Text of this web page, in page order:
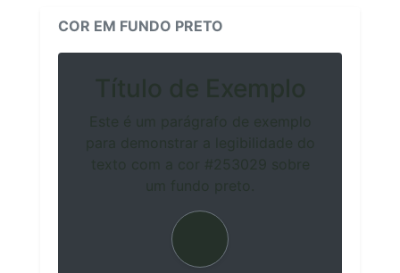
COR EM FUNDO PRETO
Título de Exemplo
Este é um parágrafo de exemplo
para demonstrar a legibilidade do
texto com a cor #253029 sobre
um fundo preto.